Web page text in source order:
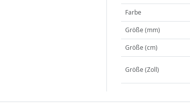
Farbe
Größe (mm)
Größe (cm)
Größe (Zoll)